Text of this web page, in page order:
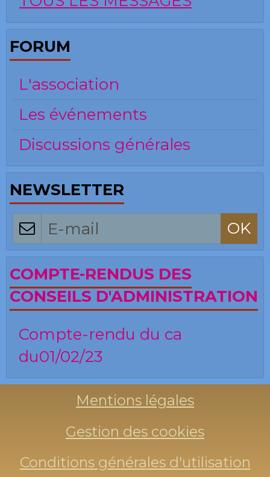
FORUM
L'association
Les événements
Discussions générales
NEWSLETTER
OK
COMPTE-RENDUS DES
CONSEILS D'ADMINISTRATION
Compte-rendu du ca
du01/02/23
Mentions légales
Gestion des cookies
Conditions générales d'utilisation